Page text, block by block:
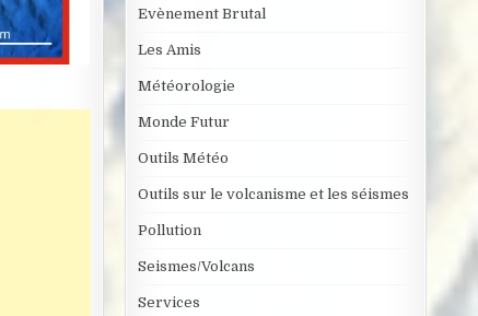
Evènement Brutal
Les Amis
Météorologie
Monde Futur
Outils Météo
Outils sur le volcanisme et les séismes
Pollution
Seismes/Volcans
Services